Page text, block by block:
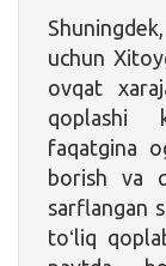
uchun
ovqat
qoplashi
faqatgina
borish va
sarflangan
toʻliq